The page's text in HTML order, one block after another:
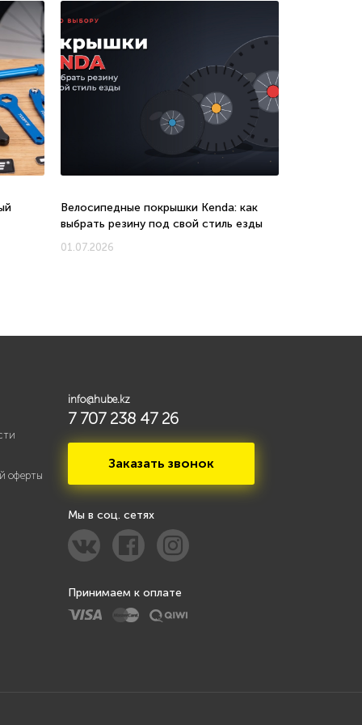
Велосипедные покрышки Kenda: как
выбрать резину под свой стиль езды
01.07.2026
оферты
info@hube.kz
7 707 238 47 26
Заказать звонок
Мы в соц. сетях
Принимаем к оплате